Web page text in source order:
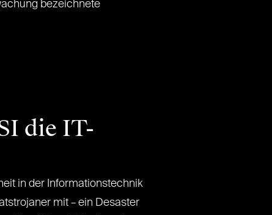
bezeichnete
die IT-
in der Informationstechnik
mit – ein Desaster